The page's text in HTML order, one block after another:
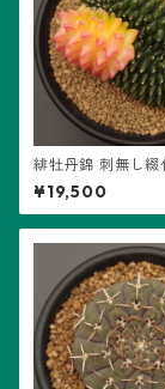
緋牡丹錦 刺無し
B01)：ギムノカリ
実生
¥19,500